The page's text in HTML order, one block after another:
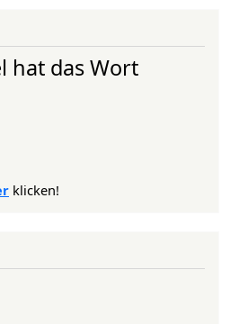
hat das Wort
klicken!